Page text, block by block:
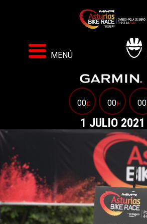
MENÚ
00D 00H 00
1 JULIO 2021